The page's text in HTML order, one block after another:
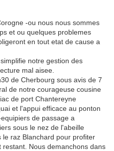
-ou nous nous sommes
et ou quelques problemes
en tout etat de cause a
notre gestion des
mal aisee.
de Cherbourg sous avis de 7
de notre courageuse cousine
de port Chantereyne
et l'appui efficace au ponton
de passage a
sous le nez de l'abeille
raz Blanchard pour profiter
Nous demanchons dans